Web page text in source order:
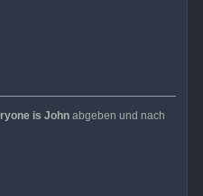
is Johnabgeben und nach